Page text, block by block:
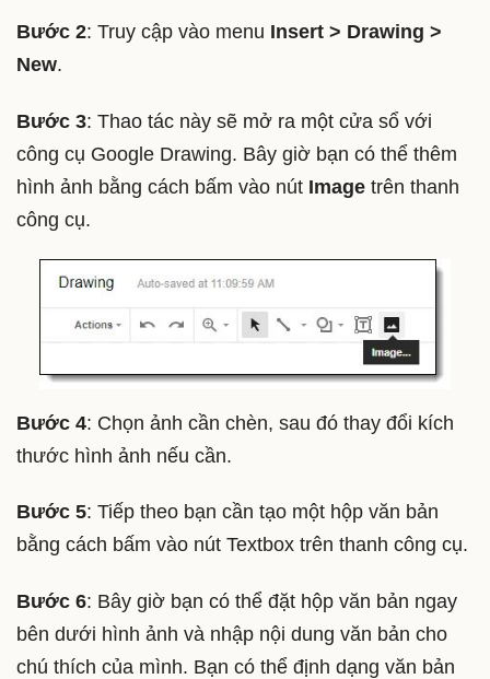
Bước 2: Truy cập vào menu Insert > Drawing >
New.
Bước 3: Thao tác này sẽ mở ra một cửa sổ với
công cụ Google Drawing. Bây giờ bạn có thể thêm
hình ảnh bằng cách bấm vào nút Image trên thanh
công cụ.
Bước 4: Chọn ảnh cần chèn, sau đó thay đổi kích
thước hình ảnh nếu cần.
Bước 5: Tiếp theo bạn cần tạo một hộp văn bản
bằng cách bấm vào nút Textbox trên thanh công cụ.
Bước 6: Bây giờ bạn có thể đặt hộp văn bản ngay
bên dưới hình ảnh và nhập nội dung văn bản cho
chú thích của mình. Bạn có thể định dạng văn bản